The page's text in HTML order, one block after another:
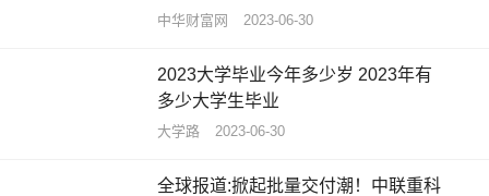
速讯
中华财富网 2023-06-30
2023大学毕业今年多少岁 2023年有
多少大学生毕业
大学路 2023-06-30
全球报道:掀起批量交付潮！中联重科